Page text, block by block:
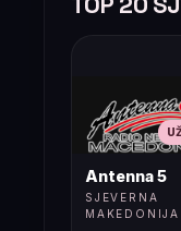
Antenna 5
SJEVERNA
MAKEDONIJA